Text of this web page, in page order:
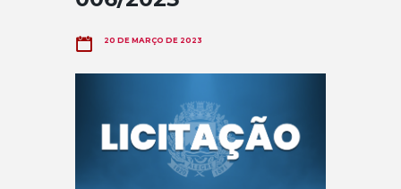
20 DE MARÇO DE 2023